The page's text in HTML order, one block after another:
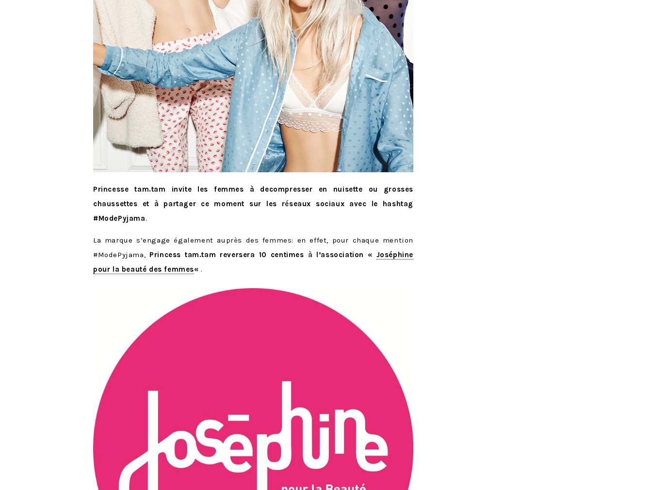
Princesse tam.tam invite les femmes à decompresser en nuisette ou grosses
chaussettes et à
partager ce moment sur les réseaux sociaux avec le hashtag
#ModePyjama.
La marque s’engageégalement auprès des femmes: en effet, pour chaque mention
#ModePyjama, Princess tam.tam reversera 10 centimes à l’association « Joséphine
pour la beauté des femmes« .